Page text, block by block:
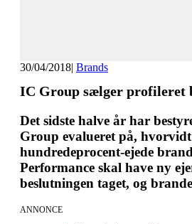
30/04/2018| Brands
IC Group sælger profileret
Det sidste halve år har
Group evalueret på,
hundredeprocent-ejede
Performance skal have ny
beslutningen taget, og
ANNONCE